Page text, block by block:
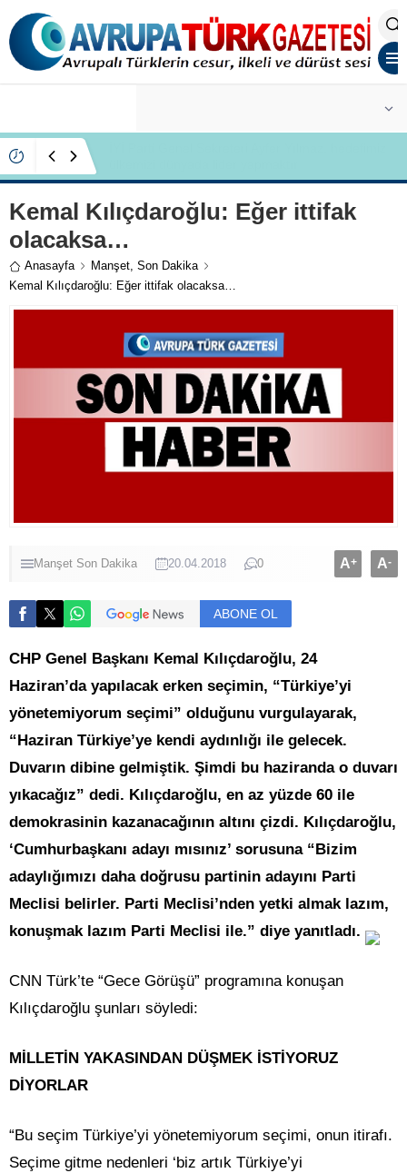
Kemal Kılıçdaroğlu: Eğer ittifak
olacaksa…
Anasayfa Manşet, Son Dakika
Kemal Kılıçdaroğlu: Eğer ittifak olacaksa…
Manşet Son Dakika 20.04.2018 0 A+ A-
ABONE OL
CHP Genel Başkanı Kemal Kılıçdaroğlu, 24
Haziran’da yapılacak erken seçimin, “Türkiye’yi
yönetemiyorum seçimi” olduğunu vurgulayarak,
“Haziran Türkiye’ye kendi aydınlığı ile gelecek.
Duvarın dibine gelmiştik. Şimdi bu haziranda o duvarı
yıkacağız” dedi. Kılıçdaroğlu, en az yüzde 60 ile
demokrasinin kazanacağının altını çizdi. Kılıçdaroğlu,
‘Cumhurbaşkanı adayı mısınız’ sorusuna “Bizim
adaylığımızı daha doğrusu partinin adayını Parti
Meclisi belirler. Parti Meclisi’nden yetki almak lazım,
konuşmak lazım Parti Meclisi ile.” diye yanıtladı.
CNN Türk’te “Gece Görüşü” programına konuşan
Kılıçdaroğlu şunları söyledi:
MİLLETİN YAKASINDAN DÜŞMEK İSTİYORUZ
DİYORLAR
“Bu seçim Türkiye’yi yönetemiyorum seçimi, onun itirafı.
Seçime gitme nedenleri ‘biz artık Türkiye’yi